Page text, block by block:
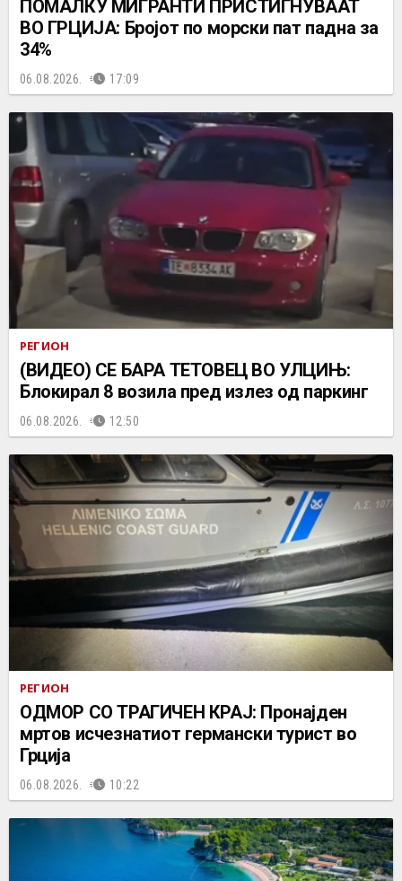
ПОМАЛКУ МИГРАНТИ ПРИСТИГНУВААТ
ВО ГРЦИЈА: Бројот по морски пат падна за
34%
06.08.2026. 17:09
РЕГИОН
(ВИДЕО) СЕ БАРА ТЕТОВЕЦ ВО УЛЦИЊ:
Блокирал 8 возила пред излез од паркинг
06.08.2026. 12:50
РЕГИОН
ОДМОР СО ТРАГИЧЕН КРАЈ: Пронајден
мртов исчезнатиот германски турист во
Грција
06.08.2026. 10:22